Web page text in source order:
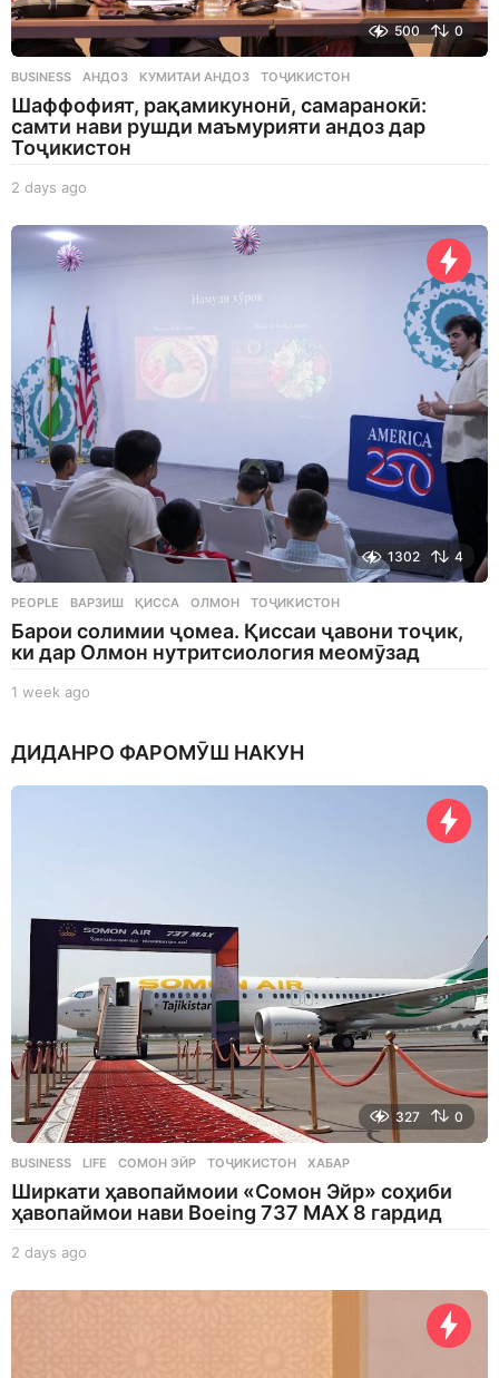
500 0
BUSINESS АНДОЗ ,КУМИТАИ АНДОЗ ,ТОҶИКИСТОН
Шаффофият, рақамикунонӣ, самаранокӣ:
самти нави рушди маъмурияти андоз дар
Тоҷикистон
2 days ago
a
g
o
1302 4
PEOPLE ВАРЗИШ ,ҚИССА ,ОЛМОН ,ТОҶИКИСТОН
Барои солимии ҷомеа. Қиссаи ҷавони тоҷик,
ки дар Олмон нутритсиология меомӯзад
1 week ago
e
ДИДАНРО ФАРОМӮШ НАКУН
327 0
BUSINESS ,LIFE СОМОН ЭЙР ,ТОҶИКИСТОН ,ХАБАР
Ширкати ҳавопаймоии «Сомон Эйр» соҳиби
ҳавопаймои нави Boeing 737 MAX 8 гардид
2 days ago
a